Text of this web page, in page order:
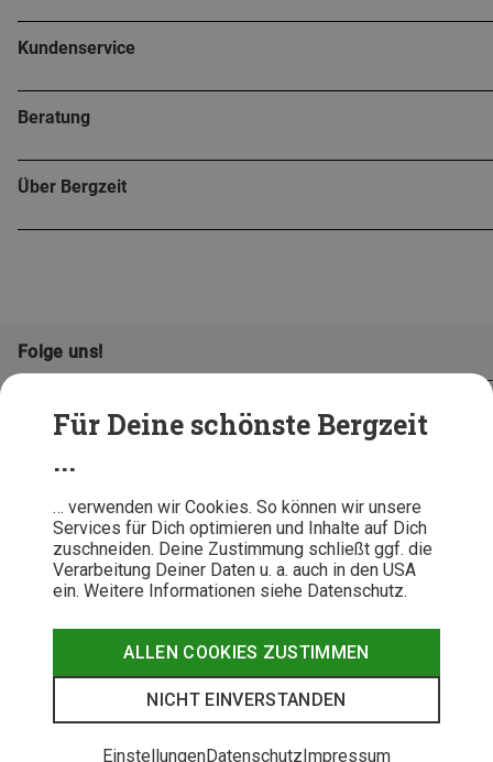
Für Deine schönste Bergzeit
...
… verwenden wir Cookies. So können wir unsere
Services für Dich optimieren und Inhalte auf Dich
zuschneiden. Deine Zustimmung schließt ggf. die
Verarbeitung Deiner Daten u. a. auch in den USA
ein. Weitere Informationen siehe Datenschutz.
ALLEN COOKIES ZUSTIMMEN
NICHT EINVERSTANDEN
EinstellungenDatenschutzImpressum
Kundenservice
Beratung
Über Bergzeit
Folge uns!
© 2026 Bergzeit GmbH © Bergsport, Outdoor & Trekking Shop